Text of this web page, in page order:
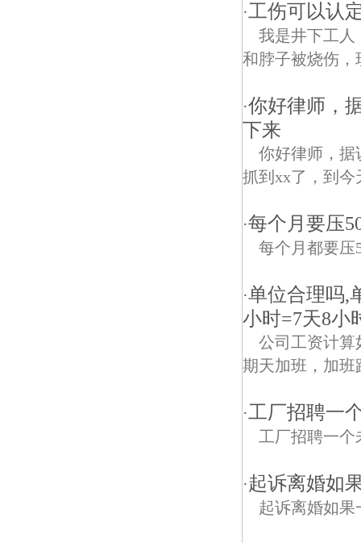
·工伤可以认
我是井下工人
和脖子被烧伤，
·你好律师，
下来
你好律师，据
抓到xx了，到今
·每个月要压
每个月都要压
·单位合理吗,
小时=7天8小
公司工资计算
期天加班，加班
·工厂招聘一
工厂招聘一个
·起诉离婚如
起诉离婚如果